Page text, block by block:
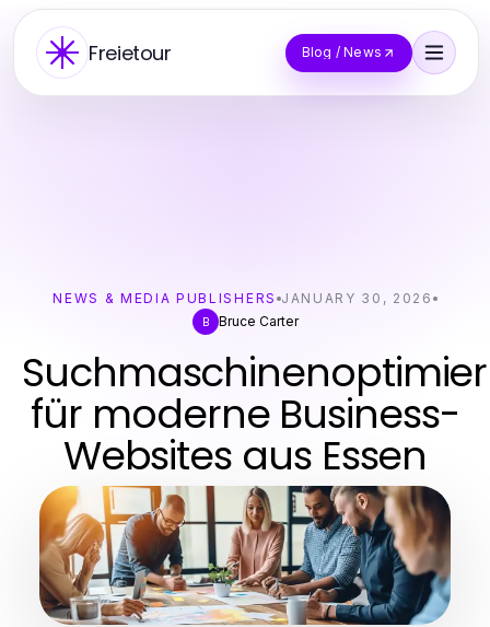
Freietour Blog / News
NEWS & MEDIA PUBLISHERS JANUARY 30, 2026
B Bruce Carter
für moderne Business-
Websites aus Essen